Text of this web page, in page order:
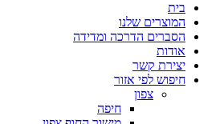
בית
המוצרים שלנו
הסברים הדרכה ומדידה
אודות
יצירת קשר
חיפוש לפי אזור
צפון
חיפה